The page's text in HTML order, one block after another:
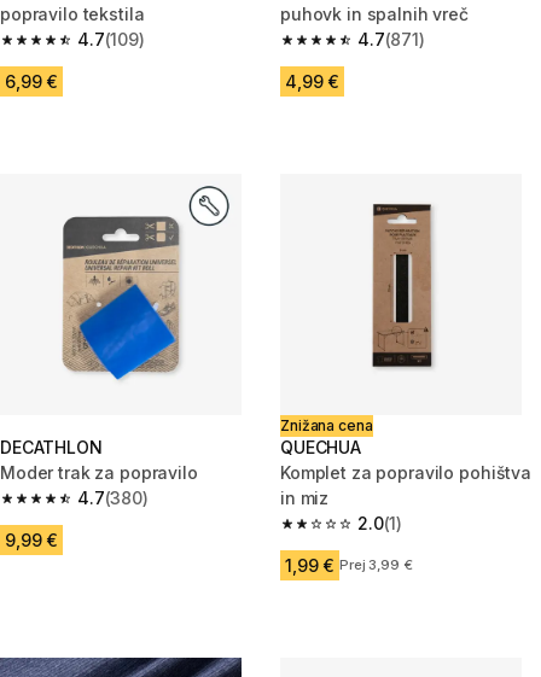
popravilo tekstila
4.7
4.7 od 5 zvezdic from 109 ocene
(109)
6,99 €
puhovk in spalnih vreč
4.7
4.7 od 5 zvezdic from 871
(871)
4,99 €
DECATHLON
Moder trak za popravilo
4.7
4.7 od 5 zvezdic from 380 ocene
(380)
9,99 €
Znižana cena
QUECHUA
Komplet za popravilo pohištva
in miz
2.0
2.0 od 5 zvezdic from 1 ocene
(1)
1,99 € Prej 3,99 €